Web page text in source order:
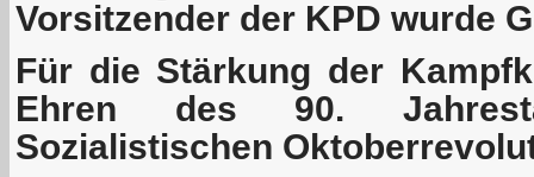
Vorsitzender der KPD wurde
Für die Stärkung der
Ehren des 90.
Sozialistischen